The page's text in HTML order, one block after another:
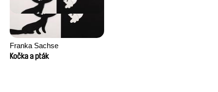
Franka Sachse
Kočka a pták